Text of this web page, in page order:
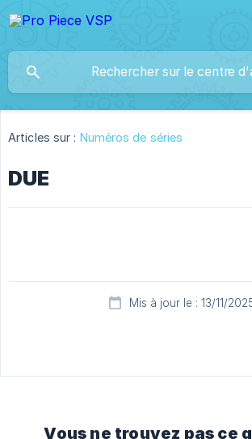
Articles sur : Numéros de séries
DUE
Mis à jour le : 13/11/
Vous ne trouvez pas ce